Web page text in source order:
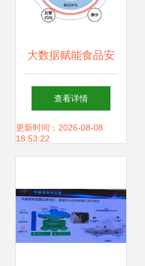
大数据赋能食品安
全 崔晓辉教授的存
储支持服务解析
查看详情
更新时间：2026-08-08
18:53:22